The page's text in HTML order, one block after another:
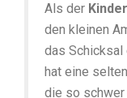
Als der
den kleinen
das Schicksal
hat eine
die so